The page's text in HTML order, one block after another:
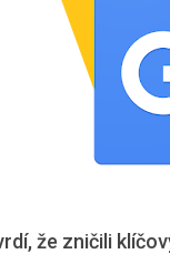
že zničili